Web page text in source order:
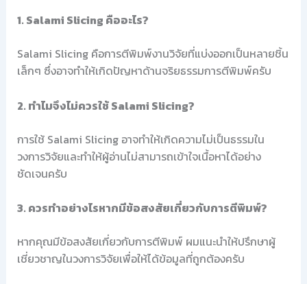
1. Salami Slicing คืออะไร?
Salami Slicing คือการตีพิมพ์งานวิจัยที่แบ่งออกเป็นหลายชิ้น
เล็กๆ ซึ่งอาจทำให้เกิดปัญหาด้านจริยธรรมการตีพิมพ์ครับ
2. ทำไมจึงไม่ควรใช้ Salami Slicing?
การใช้ Salami Slicing อาจทำให้เกิดความไม่เป็นธรรมใน
วงการวิจัยและทำให้ผู้อ่านไม่สามารถเข้าใจเนื้อหาได้อย่าง
ชัดเจนครับ
3. ควรทำอย่างไรหากมีข้อสงสัยเกี่ยวกับการตีพิมพ์?
หากคุณมีข้อสงสัยเกี่ยวกับการตีพิมพ์ ผมแนะนำให้ปรึกษาผู้
เชี่ยวชาญในวงการวิจัยเพื่อให้ได้ข้อมูลที่ถูกต้องครับ